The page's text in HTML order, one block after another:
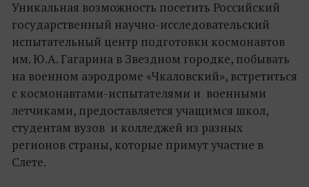
Уникальная возможность посетить Российский
государственный научно-исследовательский
испытательный центр подготовки космонавтов
им. Ю.А. Гагарина в Звездном городке, побывать
на военном аэродроме «Чкаловский», встретиться
с космонавтами-испытателями и военными
летчиками, предоставляется учащимся школ,
студентам вузов и колледжей из разных
регионов страны, которые примут участие в
Слете.